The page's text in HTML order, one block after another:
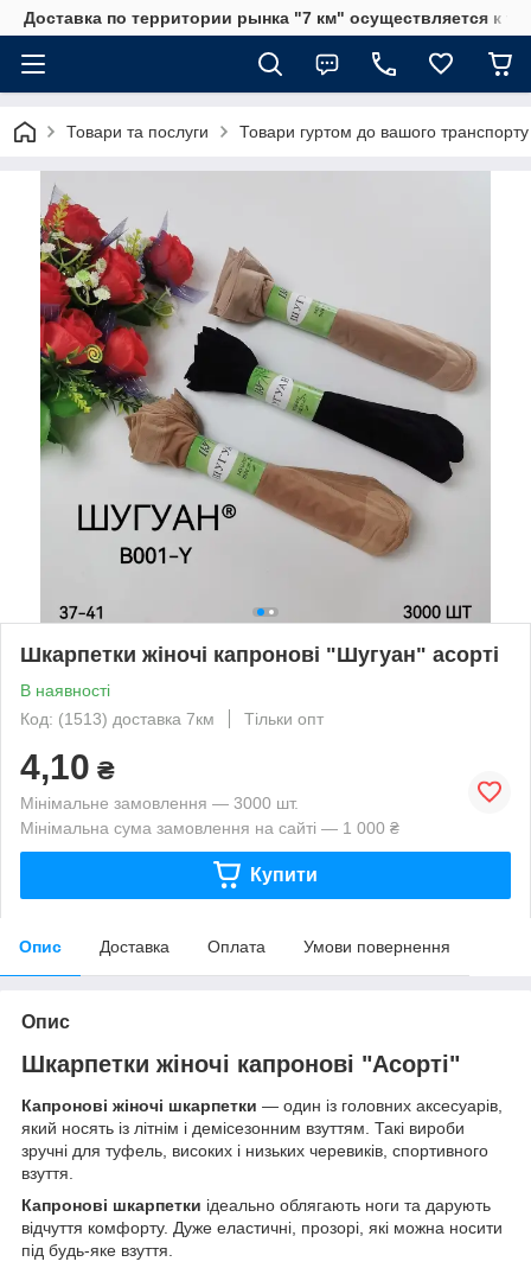
Доставка по территории рынка "7 км" осуществляется к
Товари та послуги Товари гуртом до вашого
Шкарпетки жіночі капронові "Шугуан" асорті
В наявності
Код: (1513) доставка 7км
Тільки опт
4,10 ₴
Мінімальне замовлення — 3000 шт.
Мінімальна сума замовлення на сайті — 1 000 ₴
Купити
Опис Доставка Оплата Умови повернення
Опис
Шкарпетки жіночі капронові "Асорті"
Капронові жіночі шкарпетки — один із головних аксесуарів,
який носять із літнім і демісезонним взуттям. Такі вироби
зручні для туфель, високих і низьких черевиків, спортивного
взуття.
Капронові шкарпетки ідеально облягають ноги та дарують
відчуття комфорту. Дуже еластичні, прозорі, які можна носити
під будь-яке взуття.